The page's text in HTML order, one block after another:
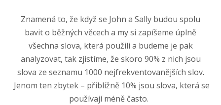
Znamená to, že když se John a Sally budou spolu
bavit o běžných věcech a my si zapíšeme úplně
všechna slova, která použili a budeme je pak
analyzovat, tak zjistíme, že skoro 90% z nich jsou
slova ze seznamu 1000 nejfrekventovanějších slov.
Jenom ten zbytek – přibližně 10% jsou slova, která se
používají méně často.